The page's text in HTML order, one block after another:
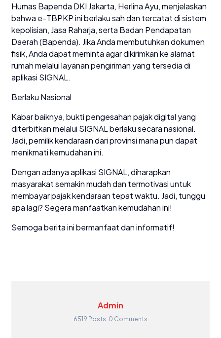
Humas Bapenda DKI Jakarta, Herlina Ayu, menjelaskan
bahwa e-TBPKP ini berlaku sah dan tercatat di sistem
kepolisian, Jasa Raharja, serta Badan Pendapatan
Daerah (Bapenda). Jika Anda membutuhkan dokumen
fisik, Anda dapat meminta agar dikirimkan ke alamat
rumah melalui layanan pengiriman yang tersedia di
aplikasi SIGNAL.
Berlaku Nasional
Kabar baiknya, bukti pengesahan pajak digital yang
diterbitkan melalui SIGNAL berlaku secara nasional.
Jadi, pemilik kendaraan dari provinsi mana pun dapat
menikmati kemudahan ini.
Dengan adanya aplikasi SIGNAL, diharapkan
masyarakat semakin mudah dan termotivasi untuk
membayar pajak kendaraan tepat waktu. Jadi, tunggu
apa lagi? Segera manfaatkan kemudahan ini!
Semoga berita ini bermanfaat dan informatif!
Admin
6519 Posts 0 Comments